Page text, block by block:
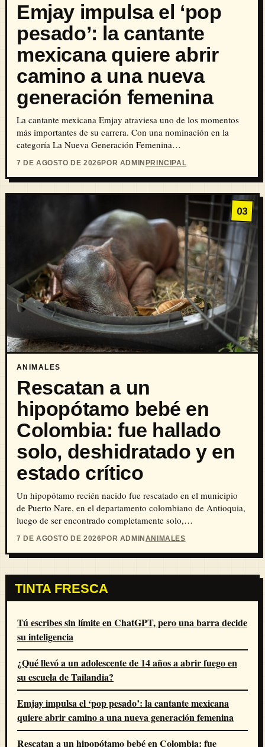
Emjay impulsa el ‘pop
pesado’: la cantante
mexicana quiere abrir
camino a una nueva
generación femenina
La cantante mexicana Emjay atraviesa uno de los momentos
más importantes de su carrera. Con una nominación en la
categoría La Nueva Generación Femenina…
7 DE AGOSTO DE 2026POR ADMIN PRINCIPAL
03
ANIMALES
Rescatan a un
hipopótamo bebé en
Colombia: fue hallado
solo, deshidratado y en
estado crítico
Un hipopótamo recién nacido fue rescatado en el municipio
de Puerto Nare, en el departamento colombiano de Antioquia,
luego de ser encontrado completamente solo,…
7 DE AGOSTO DE 2026POR ADMIN ANIMALES
TINTA FRESCA
Tú escribes sin límite en ChatGPT, pero una barra decide
su inteligencia
¿Qué llevó a un adolescente de 14 años a abrir fuego en
su escuela de Tailandia?
Emjay impulsa el ‘pop pesado’: la cantante mexicana
quiere abrir camino a una nueva generación femenina
Rescatan a un hipopótamo bebé en Colombia: fue